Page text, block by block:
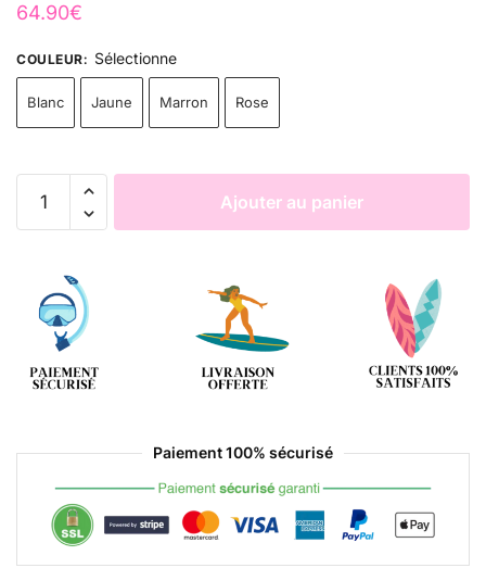
64.90€
COULEUR: Sélectionne
Blanc Jaune Marron Rose
Ajouter au panier
Paiement 100% sécurisé